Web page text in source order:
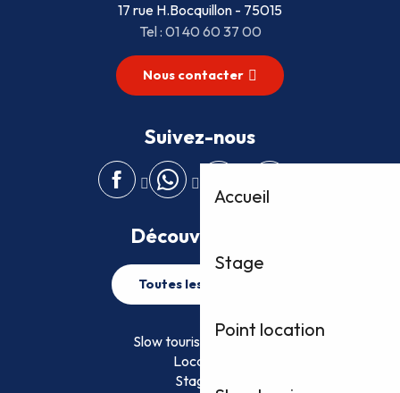
Accueil
Stage
Point location
17 rue H.Bocquillon - 75015
Tel : 01 40 60 37 00
Nous contacter
Suivez-nous
Découvrez plus
Toutes les activités
Slow tourisme FFVoile
Location
Stage